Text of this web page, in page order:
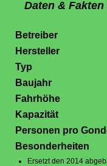
Daten &
Betreiber
Hersteller
Typ
Baujahr
Fahrhöhe
Kapazität
Personen pro
Besonderheiten
Ersetzt den 2014